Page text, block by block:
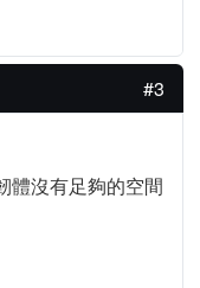
#3
體沒有足夠的空間